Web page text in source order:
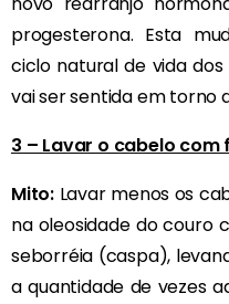
progesterona. Esta
ciclo natural de vida
vai ser sentida em torno
3 – Lavar o cabelo
Mito: Lavar menos os
na oleosidade do couro
seborréia (caspa),
a quantidade de vezes